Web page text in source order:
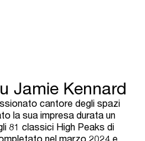
Jamie Kennard
cantore degli spazi
la sua impresa durata un
81 classici High Peaks di
nel marzo 2024 e